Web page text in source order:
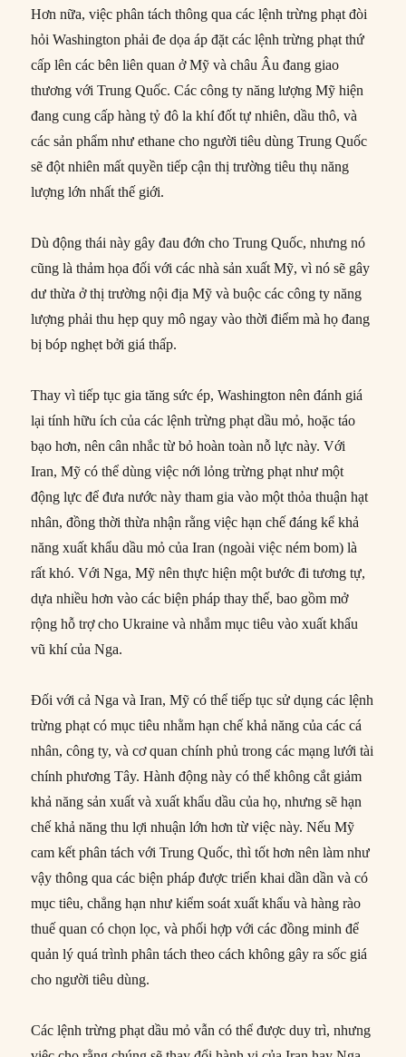
Hơn nữa, việc phân tách thông qua các lệnh trừng phạt đòi
hỏi Washington phải đe dọa áp đặt các lệnh trừng phạt thứ
cấp lên các bên liên quan ở Mỹ và châu Âu đang giao
thương với Trung Quốc. Các công ty năng lượng Mỹ hiện
đang cung cấp hàng tỷ đô la khí đốt tự nhiên, dầu thô, và
các sản phẩm như ethane cho người tiêu dùng Trung Quốc
sẽ đột nhiên mất quyền tiếp cận thị trường tiêu thụ năng
lượng lớn nhất thế giới.
Dù động thái này gây đau đớn cho Trung Quốc, nhưng nó
cũng là thảm họa đối với các nhà sản xuất Mỹ, vì nó sẽ gây
dư thừa ở thị trường nội địa Mỹ và buộc các công ty năng
lượng phải thu hẹp quy mô ngay vào thời điểm mà họ đang
bị bóp nghẹt bởi giá thấp.
Thay vì tiếp tục gia tăng sức ép, Washington nên đánh giá
lại tính hữu ích của các lệnh trừng phạt dầu mỏ, hoặc táo
bạo hơn, nên cân nhắc từ bỏ hoàn toàn nỗ lực này. Với
Iran, Mỹ có thể dùng việc nới lỏng trừng phạt như một
động lực để đưa nước này tham gia vào một thỏa thuận hạt
nhân, đồng thời thừa nhận rằng việc hạn chế đáng kể khả
năng xuất khẩu dầu mỏ của Iran (ngoài việc ném bom) là
rất khó. Với Nga, Mỹ nên thực hiện một bước đi tương tự,
dựa nhiều hơn vào các biện pháp thay thế, bao gồm mở
rộng hỗ trợ cho Ukraine và nhắm mục tiêu vào xuất khẩu
vũ khí của Nga.
Đối với cả Nga và Iran, Mỹ có thể tiếp tục sử dụng các lệnh
trừng phạt có mục tiêu nhằm hạn chế khả năng của các cá
nhân, công ty, và cơ quan chính phủ trong các mạng lưới tài
chính phương Tây. Hành động này có thể không cắt giảm
khả năng sản xuất và xuất khẩu dầu của họ, nhưng sẽ hạn
chế khả năng thu lợi nhuận lớn hơn từ việc này. Nếu Mỹ
cam kết phân tách với Trung Quốc, thì tốt hơn nên làm như
vậy thông qua các biện pháp được triển khai dần dần và có
mục tiêu, chẳng hạn như kiểm soát xuất khẩu và hàng rào
thuế quan có chọn lọc, và phối hợp với các đồng minh để
quản lý quá trình phân tách theo cách không gây ra sốc giá
cho người tiêu dùng.
Các lệnh trừng phạt dầu mỏ vẫn có thể được duy trì, nhưng